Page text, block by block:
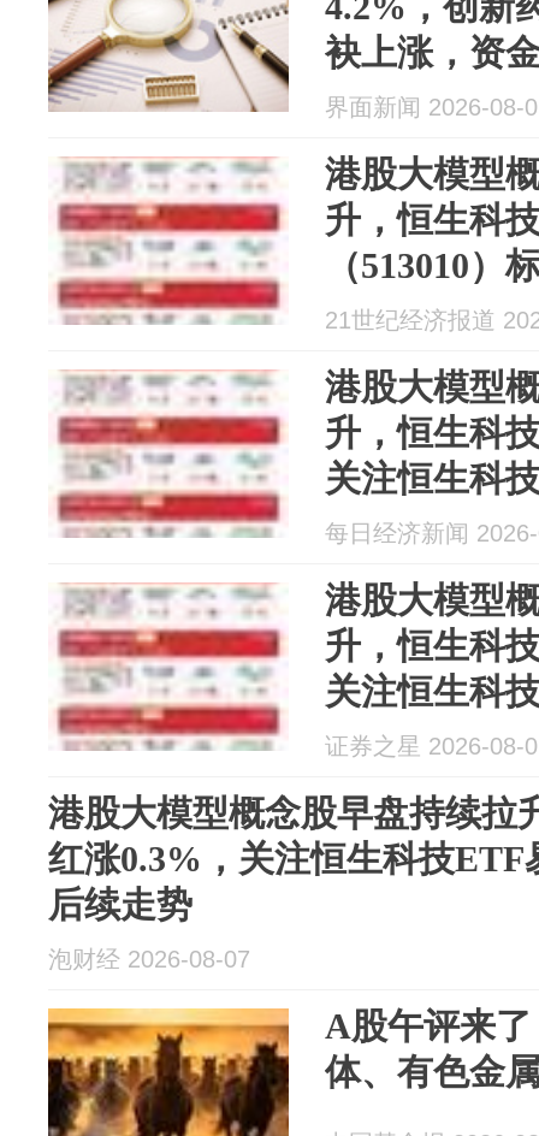
袂上涨，资
界面新闻 2026-08-
港股大模型
升，恒生科
（513010）
21世纪经济报道
港股大模型
升，恒生科
关注恒生科
（513010）
每日经济新闻
港股大模型
升，恒生科
关注恒生科
（513010）
证券之星 2026-08-
港股大模型概念股早盘持续拉
红涨0.3%，关注恒生科技ETF
后续走势
泡财经 2026-08-07
A股午评来
体、有色金